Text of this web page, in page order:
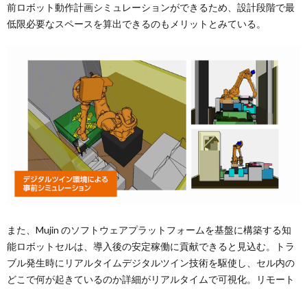
前ロボット動作計画シミュレーションができるため、設計段階で最
低限必要なスペースを算出できるのもメリットとみている。
また、Mujin のソフトウェアプラットフォームを基盤に構築する知
能ロボットセルは、導入後の安定稼働に貢献できると見込む。トラ
ブル発生時にリアルタイムデジタルツイン技術を駆使し、セル内の
どこで何が起きているのか詳細がリアルタイムで可視化。リモート